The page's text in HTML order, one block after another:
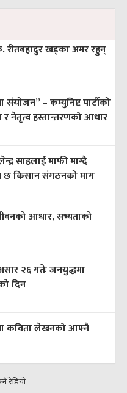
रीतबहादुर खड्‌का अमर रहुन्
– कम्युनिष्ट पार्टीको
र नेतृत्व हस्तान्तरणको आधार
साहलाई माफी माग्दै
छ किसान संगठनको माग
आधार, सभ्यताको
२६ गतेः जनयुद्धमा
दिन
कविता लेखनको आफ्नै